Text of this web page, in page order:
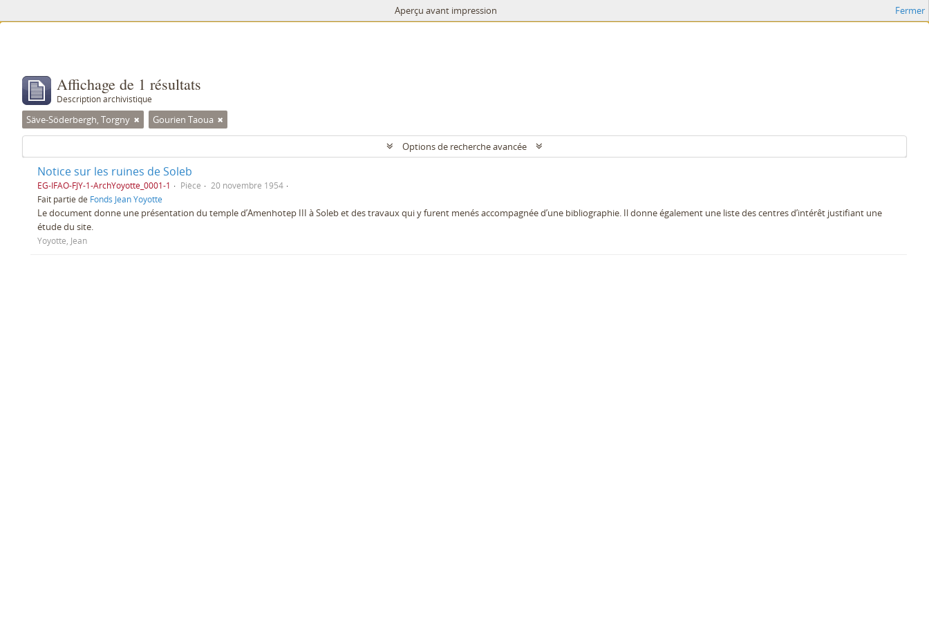
Aperçu avant impression Fermer
Affichage de 1 résultats
Description archivistique
Säve-Söderbergh, Torgny Gourien Taoua
Options de recherche avancée
Notice sur les ruines de Soleb
EG-IFAO-FJY-1-ArchYoyotte_0001-1 Pièce
20 novembre 1954
Fait partie de Fonds Jean Yoyotte
Le document donne une présentation du temple d’Amenhotep III à Soleb et des travaux qui y furent menés accompagnée d’une bibliographie. Il donne également une liste des centres d’intérêt justifiant une
étude du site.
Yoyotte, Jean